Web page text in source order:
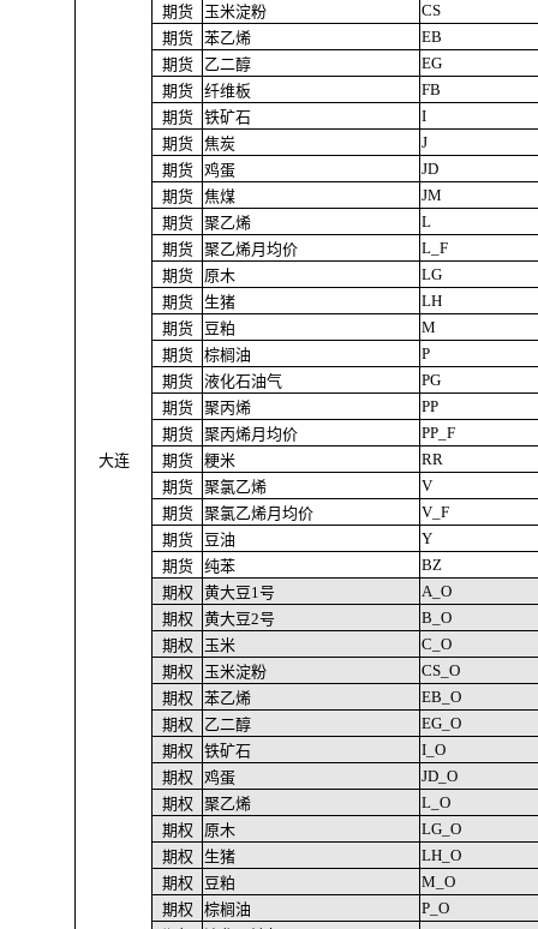
大连
期货
玉米淀粉
CS
期货
苯乙烯
EB
期货
乙二醇
EG
期货
纤维板
FB
期货
铁矿石
I
期货
焦炭
J
期货
鸡蛋
JD
期货
焦煤
JM
期货
聚乙烯
L
期货
聚乙烯月均价
L_F
期货
原木
LG
期货
生猪
LH
期货
豆粕
M
期货
棕榈油
P
期货
液化石油气
PG
期货
聚丙烯
PP
期货
聚丙烯月均价
PP_F
期货
粳米
RR
期货
聚氯乙烯
V
期货
聚氯乙烯月均价
V_F
期货
豆油
Y
期货
纯苯
BZ
期权
黄大豆1号
A_O
期权
黄大豆2号
B_O
期权
玉米
C_O
期权
玉米淀粉
CS_O
期权
苯乙烯
EB_O
期权
乙二醇
EG_O
期权
铁矿石
I_O
期权
鸡蛋
JD_O
期权
聚乙烯
L_O
期权
原木
LG_O
期权
生猪
LH_O
期权
豆粕
M_O
期权
棕榈油
P_O